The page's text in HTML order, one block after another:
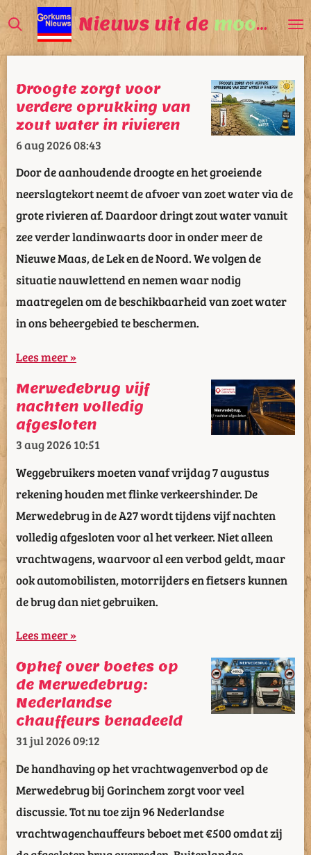
Ga
direct
naar
de
hoofdinhoud
Nieuws uit de mooiste
Droogte zorgt voor
verdere oprukking van
zout water in rivieren
6 aug 202608:43
Door de aanhoudende droogte en het groeiende
neerslagtekort neemt de afvoer van zoet water via de
grote rivieren af. Daardoor dringt zout water vanuit
zee verder landinwaarts door in onder meer de
Nieuwe Maas, de Lek en de Noord. We volgen de
situatie nauwlettend en nemen waar nodig
maatregelen om de beschikbaarheid van zoet water
in ons beheergebied te beschermen.
Lees meer »
Merwedebrug vijf
nachten volledig
afgesloten
3 aug 202610:51
Weggebruikers moeten vanaf vrijdag 7 augustus
rekening houden met flinke verkeershinder. De
Merwedebrug in de A27 wordt tijdens vijf nachten
volledig afgesloten voor al het verkeer. Niet alleen
vrachtwagens, waarvoor al een verbod geldt, maar
ook automobilisten, motorrijders en fietsers kunnen
de brug dan niet gebruiken.
Lees meer »
Ophef over boetes op
de Merwedebrug:
Nederlandse
chauffeurs benadeeld
31 jul 202609:12
De handhaving op het vrachtwagenverbod op de
Merwedebrug bij Gorinchem zorgt voor veel
discussie. Tot nu toe zijn 96 Nederlandse
vrachtwagenchauffeurs beboet met €500 omdat zij